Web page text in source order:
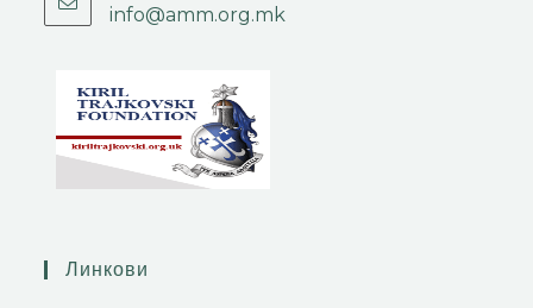
info@amm.org.mk
Линкови